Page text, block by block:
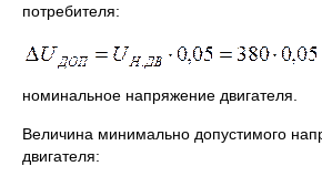
потребителя:
номинальное напряжение двигателя.
Величина минимально допустимого
двигателя: